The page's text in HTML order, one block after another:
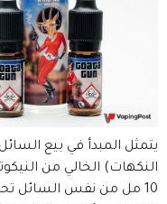
النكهات) الخالي من